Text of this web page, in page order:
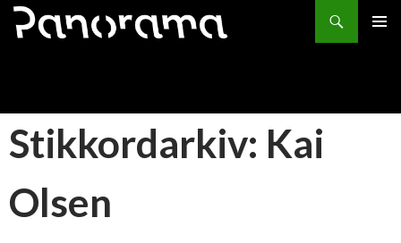
Søk
HOPP
Stikkordarkiv: Kai
Olsen